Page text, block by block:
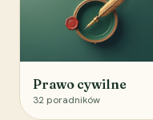
Prawo cywilne
32 poradników